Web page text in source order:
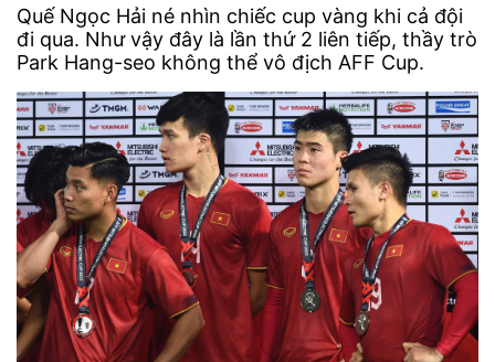
Quế Ngọc Hải né nhìn chiếc cup vàng khi cả đội
đi qua. Như vậy đây là lần thứ 2 liên tiếp, thầy trò
Park Hang-seo không thể vô địch AFF Cup.